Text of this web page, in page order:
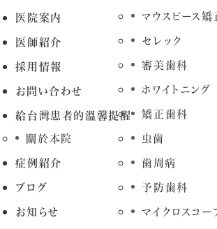
医院案内
医師紹介
採用情報
お問い合わせ
給台灣患者的溫馨提醒
關於本院
症例紹介
ブログ
お知らせ
マウスピース矯
セレック
審美歯科
ホワイトニング
矯正歯科
虫歯
歯周病
予防歯科
マイクロスコー